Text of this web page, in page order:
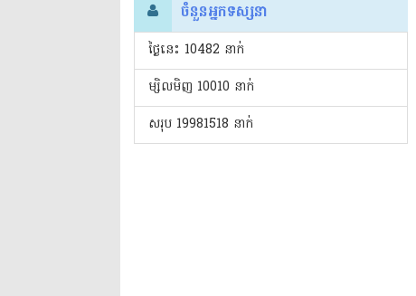
ចំនួនអ្នកទស្សនា
ថ្ងៃនេះ​ 10482 នាក់
ម្សិលមិញ 10010 នាក់
សរុប 19981518 នាក់